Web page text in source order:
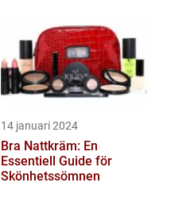
14 januari 2024
Bra Nattkräm: En
Essentiell Guide för
Skönhetssömnen